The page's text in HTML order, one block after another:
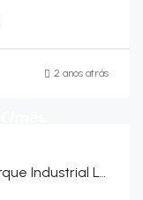
2 anos atrás
Pavilhão Industrial/armazém – Parque Industrial Luzmont – Infias, Vizela